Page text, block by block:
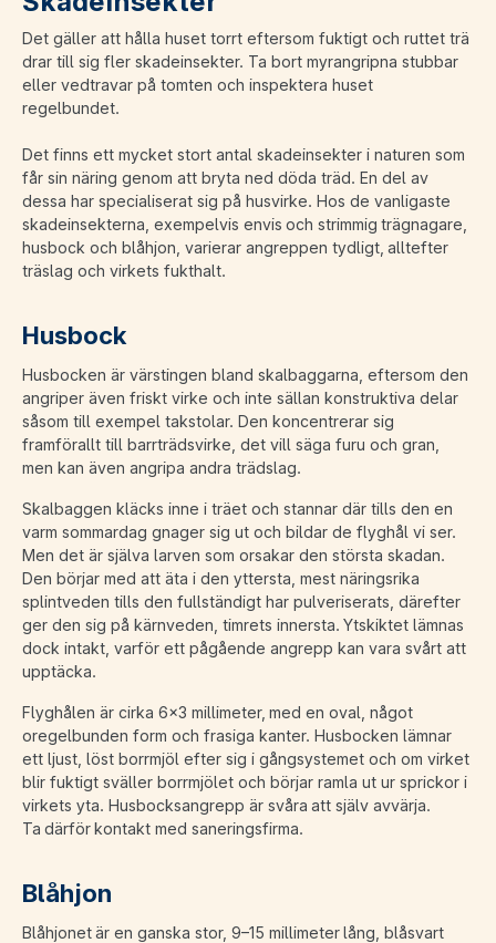
Det gäller att hålla huset torrt eftersom fuktigt och ruttet trä
drar till sig fler skadeinsekter. Ta bort myrangripna stubbar
eller vedtravar på tomten och inspektera huset
regelbundet.
Det finns ett mycket stort antal skadeinsekter i naturen som
får sin näring genom att bryta ned döda träd. En del av
dessa har specialiserat sig på husvirke. Hos de vanligaste
skadeinsekterna, exempelvis envis och strimmig trägnagare,
husbock och blåhjon, varierar angreppen tydligt, alltefter
träslag och virkets fukthalt.
Husbock
Husbocken är värstingen bland skalbaggarna, eftersom den
angriper även friskt virke och inte sällan konstruktiva delar
såsom till exempel takstolar. Den koncentrerar sig
framförallt till barrträdsvirke, det vill säga furu och gran,
men kan även angripa andra trädslag.
Skalbaggen kläcks inne i träet och stannar där tills den en
varm sommardag gnager sig ut och bildar de flyghål vi ser.
Men det är själva larven som orsakar den största skadan.
Den börjar med att äta i den yttersta, mest näringsrika
splintveden tills den fullständigt har pulveriserats, därefter
ger den sig på kärnveden, timrets innersta. Ytskiktet lämnas
dock intakt, varför ett pågående angrepp kan vara svårt att
upptäcka.
Flyghålen är cirka 6×3 millimeter, med en oval, något
oregelbunden form och frasiga kanter. Husbocken lämnar
ett ljust, löst borrmjöl efter sig i gångsystemet och om virket
blir fuktigt sväller borrmjölet och börjar ramla ut ur sprickor i
virkets yta. Husbocksangrepp är svåra att själv avvärja.
Ta därför kontakt med saneringsfirma.
Blåhjon
Blåhjonet är en ganska stor, 9–15 millimeter lång, blåsvart